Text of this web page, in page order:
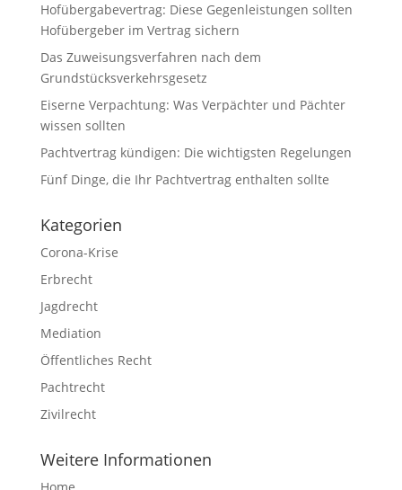
Hofübergabevertrag: Diese Gegenleistungen sollten
Hofübergeber im Vertrag sichern
Das Zuweisungsverfahren nach dem
Grundstücksverkehrsgesetz
Eiserne Verpachtung: Was Verpächter und Pächter
wissen sollten
Pachtvertrag kündigen: Die wichtigsten Regelungen
Fünf Dinge, die Ihr Pachtvertrag enthalten sollte
Kategorien
Corona-Krise
Erbrecht
Jagdrecht
Mediation
Öffentliches Recht
Pachtrecht
Zivilrecht
Weitere Informationen